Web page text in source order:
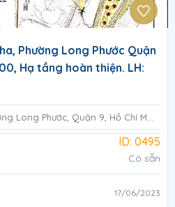
Phường Long Phước Quận
Hạ tầng hoàn thiện. LH:
Long Phước, Quận 9, Hồ Chí Minh
ID: 0495
Có sẵn
17/06/2023